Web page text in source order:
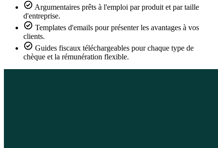
Argumentaires prêts à l'emploi par produit et par taille
d'entreprise.
Templates d'emails pour présenter les avantages à vos
clients.
Guides fiscaux téléchargeables pour chaque type de
chèque et la rémunération flexible.